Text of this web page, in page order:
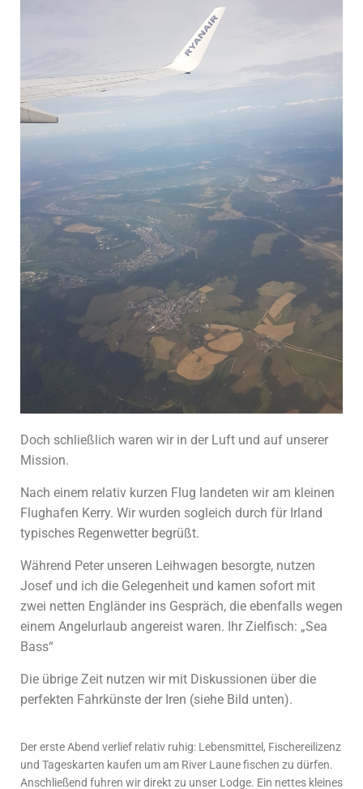
Doch schließlich waren wir in der Luft und auf unserer
Mission.
Nach einem relativ kurzen Flug landeten wir am kleinen
Flughafen Kerry. Wir wurden sogleich durch für Irland
typisches Regenwetter begrüßt.
Während Peter unseren Leihwagen besorgte, nutzen
Josef und ich die Gelegenheit und kamen sofort mit
zwei netten Engländer ins Gespräch, die ebenfalls wegen
einem Angelurlaub angereist waren. Ihr Zielfisch: „Sea
Bass“
Die übrige Zeit nutzen wir mit Diskussionen über die
perfekten Fahrkünste der Iren (siehe Bild unten).
Der erste Abend verlief relativ ruhig: Lebensmittel, Fischereilizenz
und Tageskarten kaufen um am River Laune fischen zu dürfen.
Anschließend fuhren wir direkt zu unser Lodge. Ein nettes kleines